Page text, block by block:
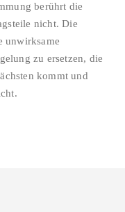
berührt die
nicht. Die
unwirksame
zu ersetzen, die
kommt und